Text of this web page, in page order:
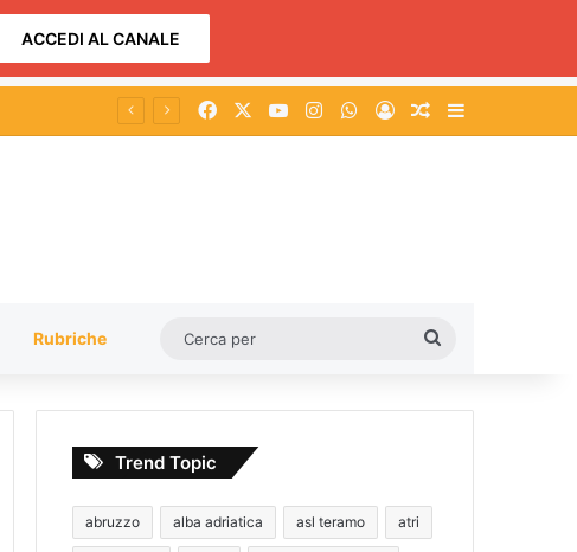
ACCEDI AL CANALE
Facebook You TubeInstagramWhatsApp
AccediUn articolo a
Rubriche
Trend Topic
abruzzo alba adriatica asl teramo atri